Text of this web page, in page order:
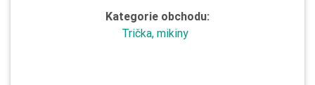
Kategorie obchodu:
Trička, mikiny